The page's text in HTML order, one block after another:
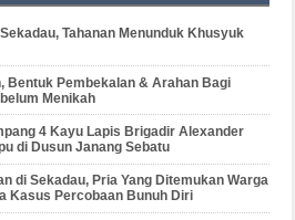
Tahanan Menunduk Khusyuk
Bentuk Pembekalan & Arahan Bagi
Menikah
4 Kayu Lapis Brigadir Alexander
di Dusun Janang Sebatu
di Sekadau, Pria Yang Ditemukan Warga
Kasus Percobaan Bunuh Diri